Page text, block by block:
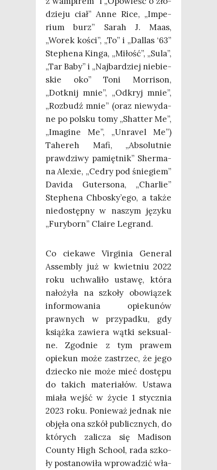
dzie­ju ciał” Anne Rice, „Impe­
rium burz” Sarah J. Maas,
„Worek kości”, „To” i „Dal­las ‘63”
Ste­phe­na Kin­ga, „Miłość”, „Sula”,
„Tar Baby” i „Naj­bar­dziej nie­bie­
skie oko” Toni Mor­ri­son,
„Dotknij mnie”, „Odkryj mnie”,
„Roz­budź mnie” (oraz nie­wy­da­
ne po pol­sku tomy „Shat­ter Me”,
„Ima­gi­ne Me”, „Unra­vel Me”)
Tahe­reh Mafi, „Abso­lut­nie
praw­dzi­wy pamięt­nik” Sher­ma­
na Ale­xie, „Cedry pod śnie­giem”
Davi­da Guter­so­na, „Char­lie”
Ste­phe­na Chbosky’ego, a tak­że
nie­do­stęp­ny w naszym języ­ku
„Fury­born” Cla­ire Legrand.
Co cie­ka­we Vir­gi­nia Gene­ral
Assem­bly już w kwiet­niu 2022
roku uchwa­li­ło usta­wę, któ­ra
nało­ży­ła na szko­ły obo­wią­zek
infor­mo­wa­nia opie­ku­nów
praw­nych w przy­pad­ku, gdy
książ­ka zawie­ra wąt­ki sek­su­al­
ne. Zgod­nie z tym pra­wem
opie­kun może zastrzec, że jego
dziec­ko nie może mieć dostę­pu
do takich mate­ria­łów. Usta­wa
mia­ła wejść w życie 1 stycz­nia
2023 roku. Ponie­waż jed­nak nie
obję­ła ona szkół publicz­nych, do
któ­rych zali­cza się Madi­son
Coun­ty High Scho­ol, rada szko­
ły posta­no­wi­ła wpro­wa­dzić wła­